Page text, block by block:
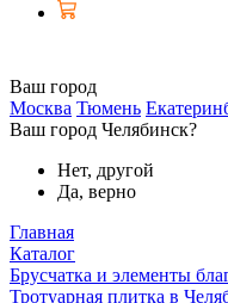
Ваш город
Москва Тюмень
Ваш город Челябинск?
Нет, другой
Да, верно
Главная
Каталог
Брусчатка и элементы
Тротуарная плитка в